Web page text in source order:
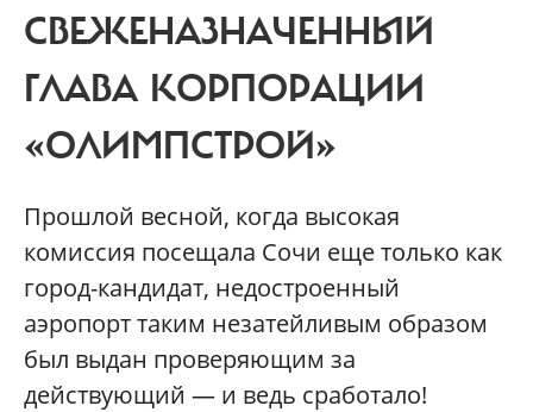
СВЕЖЕНАЗНАЧЕННЫЙ
ГЛАВА КОРПОРАЦИИ
«ОЛИМПСТРОЙ»
Прошлой весной, когда высокая
комиссия посещала Сочи еще только как
город-кандидат, недостроенный
аэропорт таким незатейливым образом
был выдан проверяющим за
действующий — и ведь сработало!